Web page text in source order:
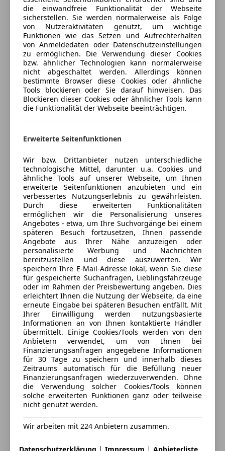
USB
Sicherheit
ABS
Abstandswarner
Airbag hinten
Beifahrerairbag
ESP
Fahrerairbag
Isofix
LED-Scheinwerfer
LED-Tagfahrlicht
Müdigkeitswarnsystem
Nebelscheinwerfer
Notbremsassistent
Notrufsystem
Reifendruckkontrollsystem
Seitenairbag
Servolenkung
Spurhalteassistent
Tagfahrlicht
Traktionskontrolle
Verkehrszeichenerkennung
Wegfahrsperre
Zentralverriegelung
Zentralverriegelung mit Funkfernbedienung
Extras
Alufelgen
Dachreling
Elektronische Parkbremse
Innenspiegel automatisch abblendend
Katalysator
Sportsitze
Eintausch und Finanzierung (Leasing) möglich.
Überstellungskennzeichen können je nach
Verfügbarkeit zur Verfügung gestellt werden (blaue
Probenummer...).
Irrtümer, Druck, Schreibfehler und Zwischenverkauf
vorbehalten.
Ergonomiesitze vorn
(Öffnung, sensorgesteuert)
Verglasung hinten abgedunkelt (Privacy Glass)
Winter-Paket
undefined
Airbag Beifahrerseite abschaltbar
Anti-Blockier-System (ABS)
Antischlupfregelung (ASR)
Audio-Navigationssystem Ford SD (mit Ford SYNC 4
und Touchscreen-Farbdisplay)
Außenspiegel elektr. anklappbar
Außenspiegel elektr. verstell- und heizbar
Blinkleuchte in Außenspiegel integriert
Bord-/Verbrauchscomputer
Crossover-Body-Kit
Dachhimmel Stoff
Dachreling schwarz
Dachspoiler Wagenfarbe
Dimmer Instrumentenbeleuchtung
Elektr. Bremskraftverteilung (EBD)
Elektron. Stabilitäts-Programm (ESP)
Fahrassistenz-System: Berganfahr-Assistent (Hill-
Fahrassistenz-System: Notbrems-Assistent
Versicherungsschutz an Ihre Bedürfnisse
anpassen
Freischaden-Gutschein ab Stufe 0
Auto einfach online versichern & Rabatt holen
Jetzt berechnen
Autohandel AMB Thöni Alexander
Sternebewertung 5 von 5
5Sterne
(100% Weiterempfehlungen)
Anbieter auf AutoScout24 seit 2012
Ziegeleistr. 4
5020 Salzburg, AT
Kontakt
Alexander Thöni
Alle Fahrzeuge des Anbieters
Anbieter kontaktieren
Deine Nachricht
die einwandfreie Funktionalität der Webseite
sicherstellen. Sie werden normalerweise als Folge
von Nutzeraktivitäten genutzt, um wichtige
Funktionen wie das Setzen und Aufrechterhalten
von Anmeldedaten oder Datenschutzeinstellungen
zu ermöglichen. Die Verwendung dieser Cookies
bzw. ähnlicher Technologien kann normalerweise
nicht abgeschaltet werden. Allerdings können
bestimmte Browser diese Cookies oder ähnliche
Tools blockieren oder Sie darauf hinweisen. Das
Blockieren dieser Cookies oder ähnlicher Tools kann
die Funktionalität der Webseite beeinträchtigen.
Erweiterte Seitenfunktionen
Wir bzw. Drittanbieter nutzen unterschiedliche
technologische Mittel, darunter u.a. Cookies und
ähnliche Tools auf unserer Webseite, um Ihnen
erweiterte Seitenfunktionen anzubieten und ein
verbessertes Nutzungserlebnis zu gewährleisten.
Durch diese erweiterten Funktionalitäten
ermöglichen wir die Personalisierung unseres
Angebotes - etwa, um Ihre Suchvorgänge bei einem
späteren Besuch fortzusetzen, Ihnen passende
Angebote aus Ihrer Nähe anzuzeigen oder
personalisierte Werbung und Nachrichten
bereitzustellen und diese auszuwerten. Wir
speichern Ihre E-Mail-Adresse lokal, wenn Sie diese
für gespeicherte Suchanfragen, Lieblingsfahrzeuge
oder im Rahmen der Preisbewertung angeben. Dies
erleichtert Ihnen die Nutzung der Webseite, da eine
erneute Eingabe bei späteren Besuchen entfällt. Mit
Ihrer Einwilligung werden nutzungsbasierte
Informationen an von Ihnen kontaktierte Händler
übermittelt. Einige Cookies/Tools werden von den
Anbietern verwendet, um von Ihnen bei
Finanzierungsanfragen angegebene Informationen
für 30 Tage zu speichern und innerhalb dieses
Zeitraums automatisch für die Befüllung neuer
Finanzierungsanfragen wiederzuverwenden. Ohne
die Verwendung solcher Cookies/Tools können
solche erweiterten Funktionen ganz oder teilweise
nicht genutzt werden.
Wir arbeiten mit 224 Anbietern zusammen.